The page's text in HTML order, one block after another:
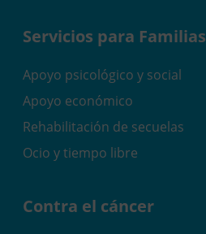
Servicios para Familias
Apoyo psicológico y social
Apoyo económico
Rehabilitación de secuelas
Ocio y tiempo libre
Contra el cáncer